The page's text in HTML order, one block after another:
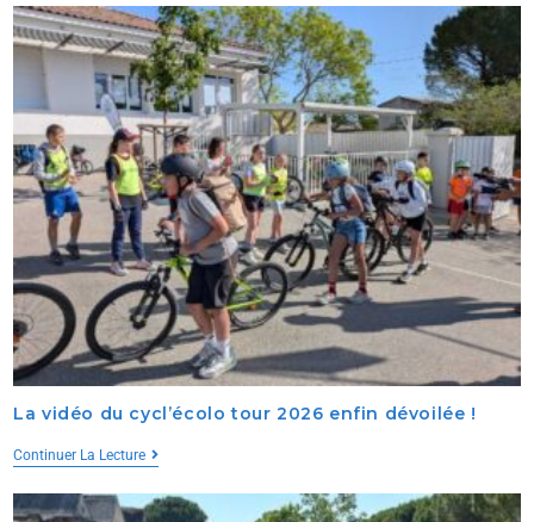
La vidéo du cycl’écolo tour 2026 enfin dévoilée !
Continuer La Lecture